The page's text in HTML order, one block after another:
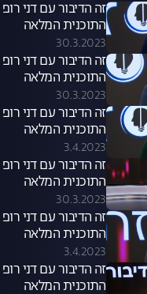
התוכנית המלאה
30.3.2023
התוכנית המלאה
30.3.2023
התוכנית המלאה
3.4.2023
התוכנית המלאה
30.3.2023
התוכנית המלאה
3.4.2023
התוכנית המלאה